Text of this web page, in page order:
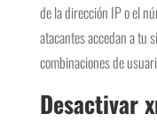
de la dirección IP o el
atacantes accedan a tu
combinaciones de
Desactivar